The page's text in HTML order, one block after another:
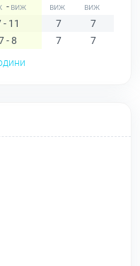
-
- 11 7 7
- 8 7 7